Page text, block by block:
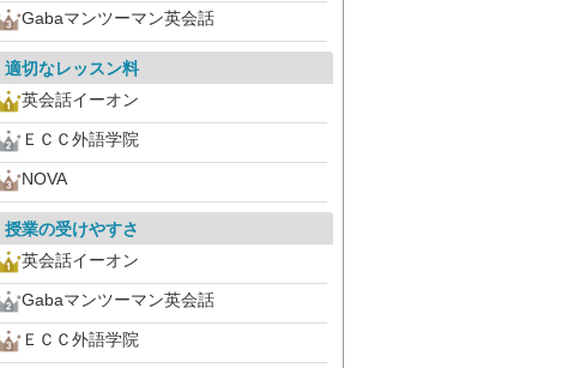
Gabaマンツーマン英会話
適切なレッスン料
英会話イーオン
ＥＣＣ外語学院
NOVA
授業の受けやすさ
英会話イーオン
Gabaマンツーマン英会話
ＥＣＣ外語学院